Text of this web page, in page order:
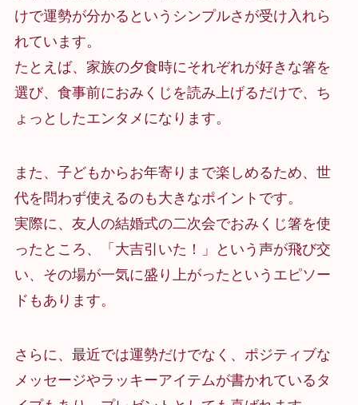
けで運勢が分かるというシンプルさが受け入れら
れています。
たとえば、家族の夕食時にそれぞれが好きな箸を
選び、食事前におみくじを読み上げるだけで、ち
ょっとしたエンタメになります。
また、子どもからお年寄りまで楽しめるため、世
代を問わず使えるのも大きなポイントです。
実際に、友人の結婚式の二次会でおみくじ箸を使
ったところ、「大吉引いた！」という声が飛び交
い、その場が一気に盛り上がったというエピソー
ドもあります。
さらに、最近では運勢だけでなく、ポジティブな
メッセージやラッキーアイテムが書かれているタ